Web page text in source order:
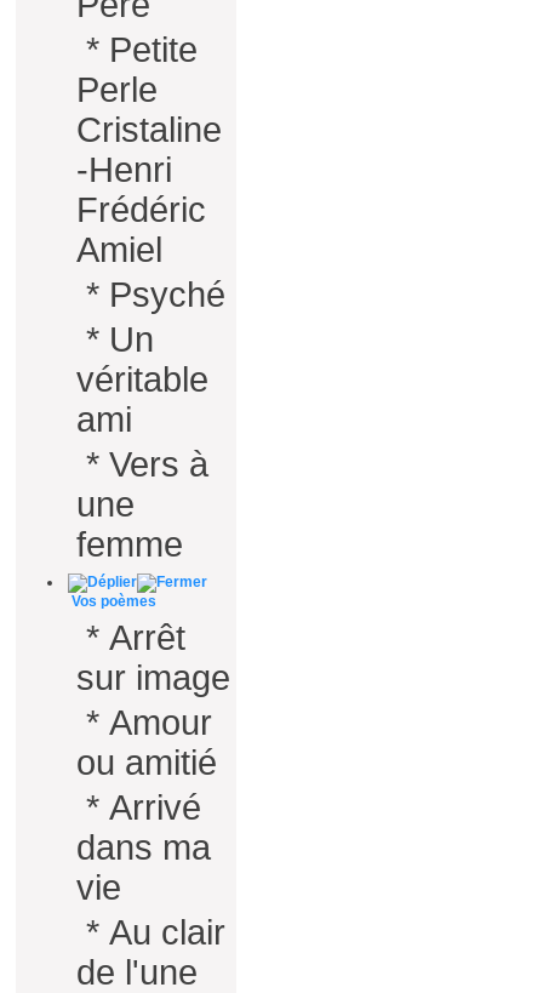
* Petite
Perle
Cristaline
-Henri
Frédéric
Amiel
* Psyché
* Un
véritable
ami
* Vers à
une
femme
Vos poèmes
* Arrêt
sur image
* Amour
ou amitié
* Arrivé
dans ma
vie
* Au clair
de l'une